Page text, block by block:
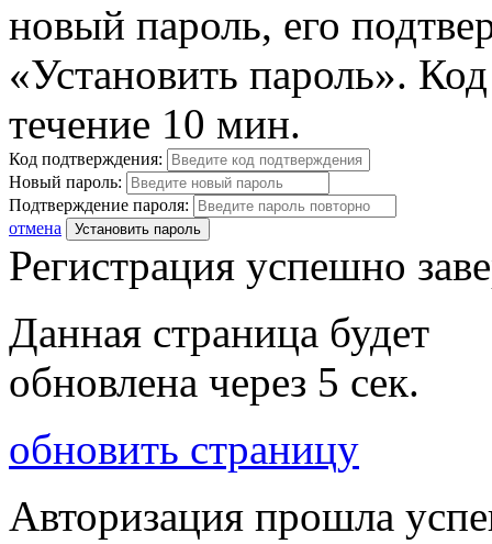
новый пароль, его
«Установить пароль».
течение 10 мин.
Код подтверждения:
Новый пароль:
Подтверждение пароля:
отмена
Установить пароль
Регистрация успешно
Данная страница будет
обновлена через 5 сек.
обновить страницу
Авторизация прошла